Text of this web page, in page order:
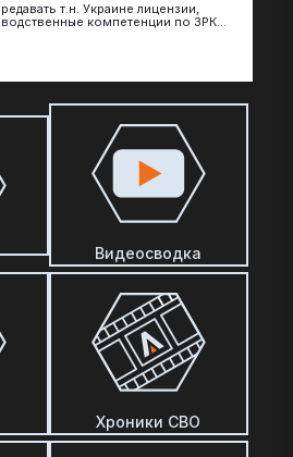
т.н. Украине лицензии,
компетенции по ЗРК
Видеосводка
Хроники СВО